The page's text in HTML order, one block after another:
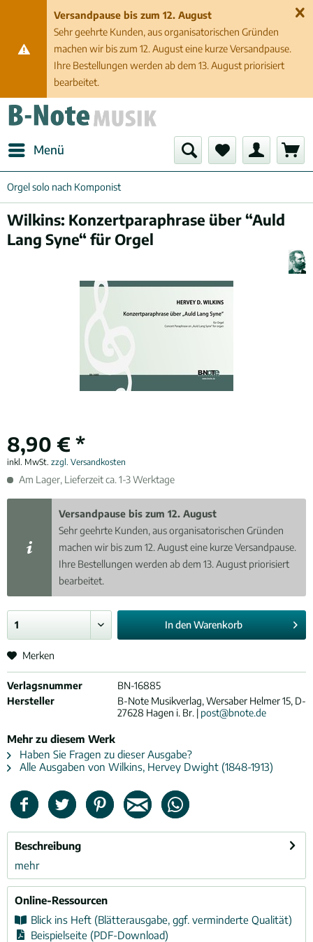
Versandpause bis zum 12. August
Sehr geehrte Kunden, aus organisatorischen Gründen
machen wir bis zum 12. August eine kurze Versandpause.
Ihre Bestellungen werden ab dem 13. August priorisiert
bearbeitet.
Menü
Orgel solo nach Komponist
Wilkins: Konzertparaphrase über “Auld
Lang Syne“ für Orgel
8,90 € *
inkl. MwSt. zzgl. Versandkosten
Am Lager, Lieferzeit ca. 1-3 Werktage
Versandpause bis zum 12. August
Sehr geehrte Kunden, aus organisatorischen Gründen
machen wir bis zum 12. August eine kurze Versandpause.
Ihre Bestellungen werden ab dem 13. August priorisiert
bearbeitet.
In denWarenkorb
Merken
Verlagsnummer
BN-16885
Hersteller
B-Note Musikverlag, Wersaber Helmer 15, D-
27628 Hagen i. Br. | post@bnote.de
Mehr zu diesem Werk
Haben Sie Fragen zu dieser Ausgabe?
Alle Ausgaben von Wilkins, Hervey Dwight (1848-1913)
Beschreibung
mehr
Online-Ressourcen
Blick ins Heft (Blätterausgabe, ggf. verminderte Qualität)
Beispielseite (PDF-Download)